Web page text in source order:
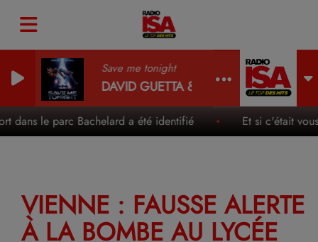
Save me tonight
DAVID GUETTA & JENNIFER LOPEZ
dans le parc Bachelard a été identifié Et si c'était
VIENNE : FAUSSE ALERTE
À LA BOMBE AU LYCÉE